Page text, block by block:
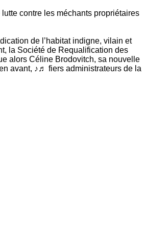
contre les méchants propriétaires
de l’habitat indigne, vilain et
la Société de Requalification des
alors Céline Brodovitch, sa nouvelle
avant, ♪♬ fiers administrateurs de la